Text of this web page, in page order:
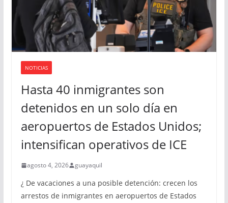
NOTICIAS
Hasta 40 inmigrantes son
detenidos en un solo día en
aeropuertos de Estados Unidos;
intensifican operativos de ICE
agosto 4, 2026 guayaquil
¿ De vacaciones a una posible detención: crecen los
arrestos de inmigrantes en aeropuertos de Estados